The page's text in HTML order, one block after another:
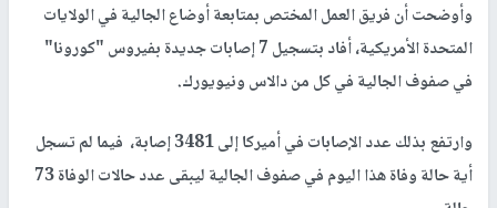
وأوضحت أن فريق العمل المختص بمتابعة أوضاع الجالية في الولايات
المتحدة الأمريكية، أفاد بتسجيل 7 إصابات جديدة بفيروس "كورونا"
في صفوف الجالية في كل من دالاس ونيويورك.
وارتفع بذلك عدد الإصابات في أميركا إلى 3481 إصابة، فيما لم تسجل
أية حالة وفاة هذا اليوم في صفوف الجالية ليبقى عدد حالات الوفاة 73